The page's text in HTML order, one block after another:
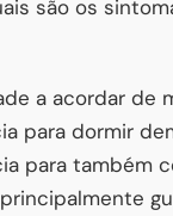
são os
a acordar de
para dormir
para também